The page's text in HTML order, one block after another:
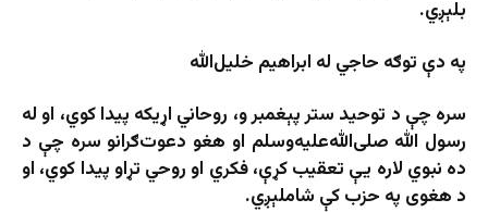
بلېږي.
په دې توګه حاجي له ابراهیم خلیل‌الله
سره چې د توحید ستر پېغمبر و، روحاني اړیکه پیدا کوي، او له
رسول الله صلی‌الله‌علیه‌وسلم او هغو دعوت‌ګرانو سره چې د
ده نبوي لاره یې تعقیب کړې، فکري او روحي تړاو پیدا کوي، او
د هغوی په حزب کې شاملېږي.